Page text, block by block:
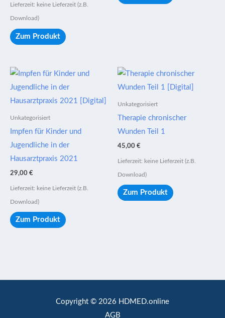
Lieferzeit: keine Lieferzeit (z.B.
Download)
Zum Produkt
Unkategorisiert
Impfen für Kinder und
Jugendliche in der
Hausarztpraxis 2021
29,00 €
Lieferzeit: keine Lieferzeit (z.B.
Download)
Zum Produkt
Unkategorisiert
Therapie chronischer
Wunden Teil 1
45,00 €
Lieferzeit: keine Lieferzeit (z.B.
Download)
Zum Produkt
Copyright © 2026 HDMED.online
AGB